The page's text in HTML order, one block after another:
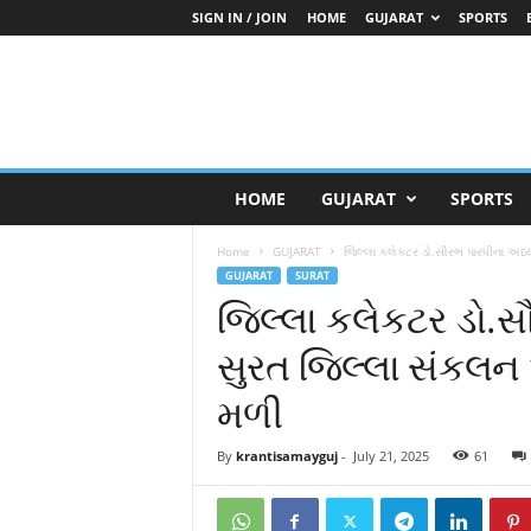
SIGN IN / JOIN HOME GUJARAT SPORTS
a
HOME GUJARAT SPORTS
Home GUJARAT જિલ્લા કલેકટર ડો.સૌરભ પારધીના
GUJARAT SURAT
જિલ્લા કલેકટર
સુરત જિલ્લા સંકલન
મળી
By krantisamayguj- July 21, 2025 61